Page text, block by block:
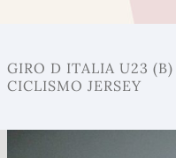
GIRO D ITALIA U23 (B)
CICLISMO JERSEY